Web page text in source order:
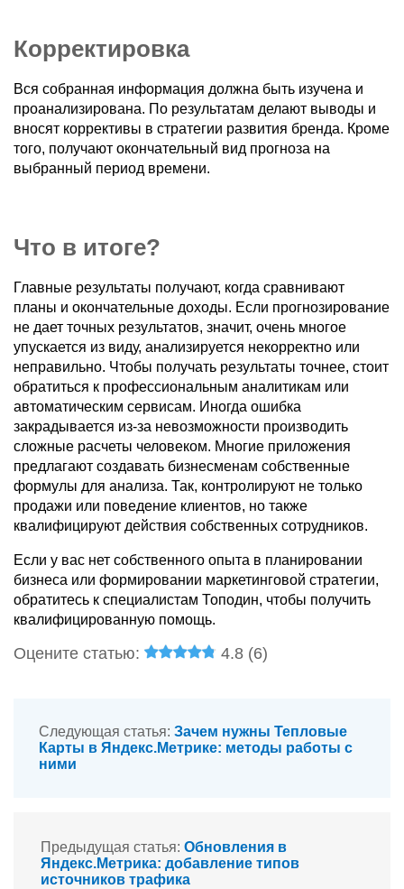
Корректировка
Вся собранная информация должна быть изучена и
проанализирована. По результатам делают выводы и
вносят коррективы в стратегии развития бренда. Кроме
того, получают окончательный вид прогноза на
выбранный период времени.
Что в итоге?
Главные результаты получают, когда сравнивают
планы и окончательные доходы. Если прогнозирование
не дает точных результатов, значит, очень многое
упускается из виду, анализируется некорректно или
неправильно. Чтобы получать результаты точнее, стоит
обратиться к профессиональным аналитикам или
автоматическим сервисам. Иногда ошибка
закрадывается из-за невозможности производить
сложные расчеты человеком. Многие приложения
предлагают создавать бизнесменам собственные
формулы для анализа. Так, контролируют не только
продажи или поведение клиентов, но также
квалифицируют действия собственных сотрудников.
Если у вас нет собственного опыта в планировании
бизнеса или формировании маркетинговой стратегии,
обратитесь к специалистам Топодин, чтобы получить
квалифицированную помощь.
Оцените статью: 4.8 (6)
Следующая статья: Зачем нужны Тепловые
Карты в Яндекс.Метрике: методы работы с
ними
Предыдущая статья: Обновления в
Яндекс.Метрика: добавление типов
источников трафика